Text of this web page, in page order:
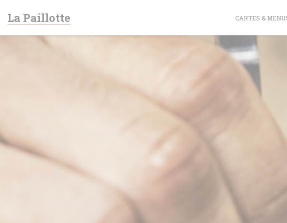
La Paillotte CARTES &